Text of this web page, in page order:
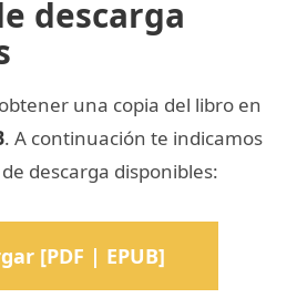
descarga
una copia del libro en
. A continuación te indicamos
descarga disponibles:
[PDF | EPUB]